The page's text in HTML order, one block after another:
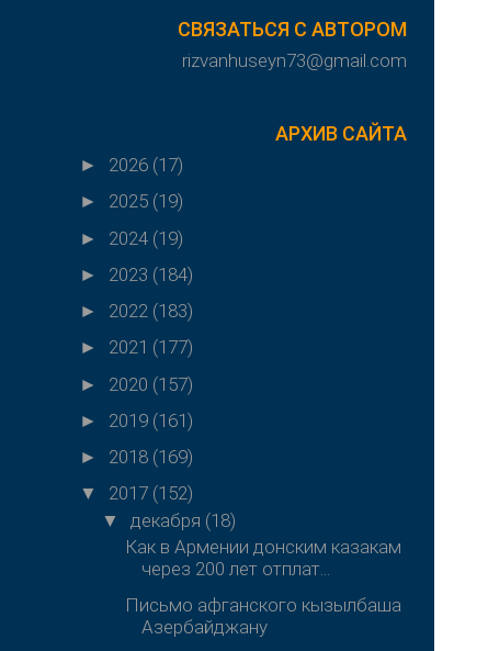
СВЯЗАТЬСЯ С АВТОРОМ
rizvanhuseyn73@gmail.com
АРХИВ САЙТА
► 2026 (17)
► 2025 (19)
► 2024 (19)
► 2023 (184)
► 2022 (183)
► 2021 (177)
► 2020 (157)
► 2019 (161)
► 2018 (169)
▼ 2017 (152)
▼ декабря (18)
Как в Армении донским казакам
через 200 лет отплат...
Письмо афганского кызылбаша
Азербайджану